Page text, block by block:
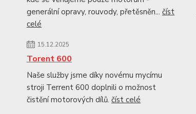
generální opravy, rouvody, přetěsněn... číst
celé
15.12.2025
Torent 600
Naše služby jsme díky novému mycímu
stroji Terrent 600 doplnili o možnost
čistění motorových dílů. číst celé